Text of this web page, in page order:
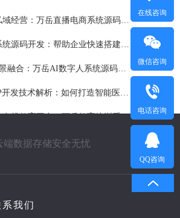
如何打造自己的在线教育平台？万岳教育培训系统源码商业模式解析
在线咨询
微信咨询
电话咨询
QQ咨询
端数据存储安全无忧
系我们